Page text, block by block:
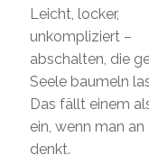
Leicht, locker,
unkompliziert –
abschalten, die
Seele baumeln
Das fällt einem
ein, wenn man an
denkt.